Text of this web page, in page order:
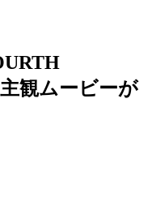
観ムービーが